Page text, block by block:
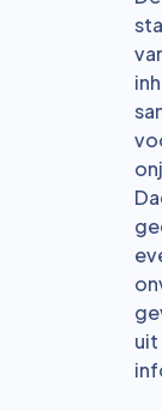
uit